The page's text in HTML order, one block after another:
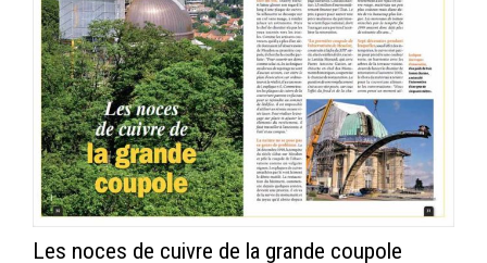
Les noces de cuivre de la grande coupole